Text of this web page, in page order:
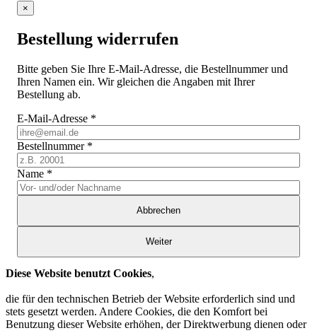
×
Bestellung widerrufen
Bitte geben Sie Ihre E-Mail-Adresse, die Bestellnummer und
Ihren Namen ein. Wir gleichen die Angaben mit Ihrer
Bestellung ab.
E-Mail-Adresse *
Bestellnummer *
Name *
Abbrechen
Weiter
Diese Website benutzt Cookies,
die für den technischen Betrieb der Website erforderlich sind und
stets gesetzt werden. Andere Cookies, die den Komfort bei
Benutzung dieser Website erhöhen, der Direktwerbung dienen oder